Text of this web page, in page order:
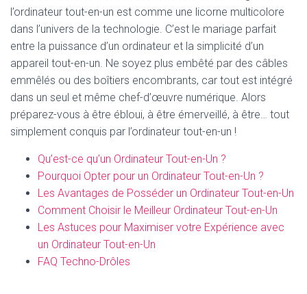
l’ordinateur tout-en-un est comme une licorne multicolore
dans l’univers de la technologie. C’est le mariage parfait
entre la puissance d’un ordinateur et la simplicité d’un
appareil tout-en-un. Ne soyez plus embêté par des câbles
emmêlés ou des boîtiers encombrants, car tout est intégré
dans un seul et même chef-d’œuvre numérique. Alors
préparez-vous à être ébloui, à être émerveillé, à être… tout
simplement conquis par l’ordinateur tout-en-un !
Qu’est-ce qu’un Ordinateur Tout-en-Un ?
Pourquoi Opter pour un Ordinateur Tout-en-Un ?
Les Avantages de Posséder un Ordinateur Tout-en-Un
Comment Choisir le Meilleur Ordinateur Tout-en-Un
Les Astuces pour Maximiser votre Expérience avec
un Ordinateur Tout-en-Un
FAQ Techno-Drôles